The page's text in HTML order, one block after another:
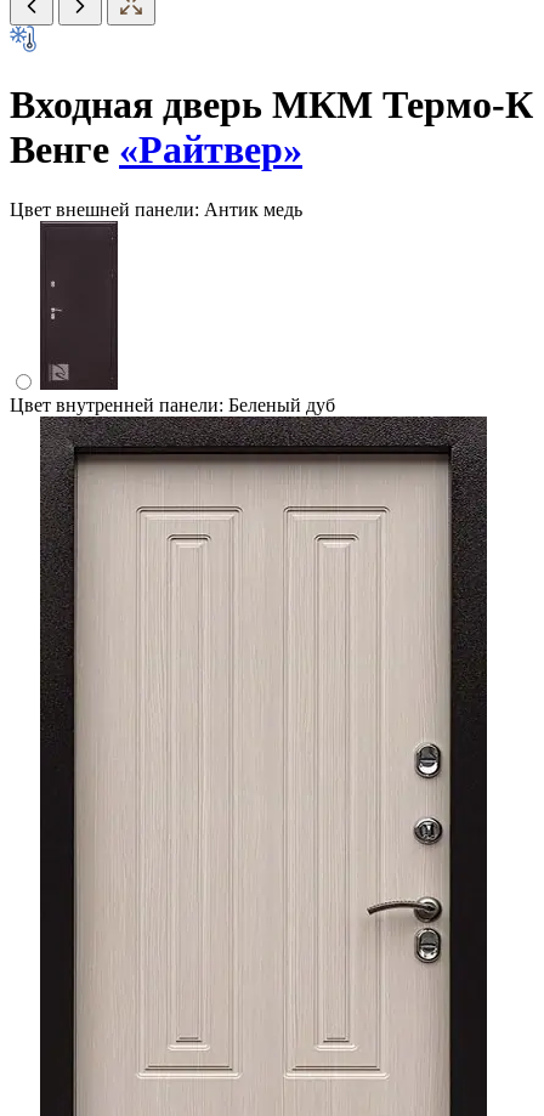
Входная дверь МКМ Термо-К
Венге «Райтвер»
Цвет внешней панели: Антик медь
Цвет внутренней панели: Беленый дуб